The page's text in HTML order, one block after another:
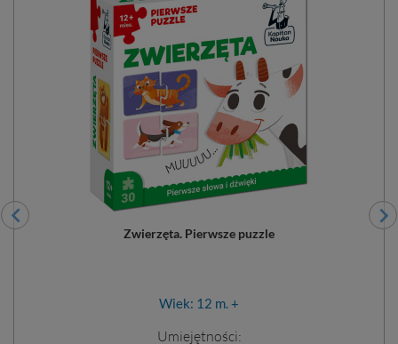
Zwierzęta. Pierwsze puzzle
Wiek: 12 m. +
Umiejętności: